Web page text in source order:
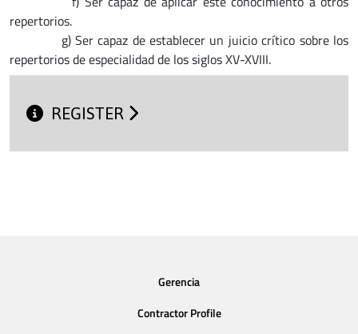
repertorios.
g) Ser capaz de establecer un juicio crítico sobre los
repertorios de especialidad de los siglos XV-XVIII.
REGISTER
Gerencia
Contractor Profile